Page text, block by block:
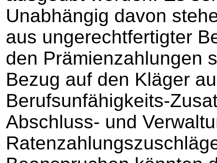
Unabhängig davon
aus ungerechtfertigter
den Prämienzahlungen
Bezug auf den Kläger
Berufsunfähigkeits-
Abschluss- und